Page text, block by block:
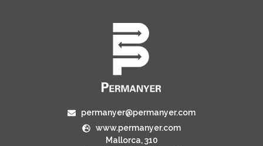
permanyer@permanyer.com
www.permanyer.com
Mallorca, 310